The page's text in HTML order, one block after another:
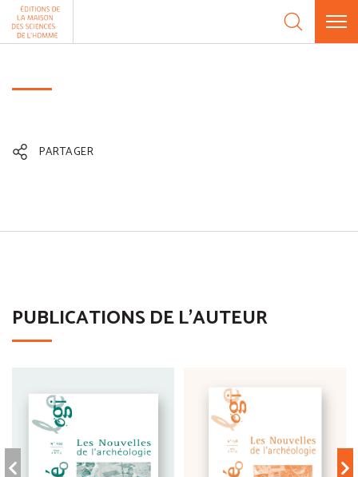
Aller au contenu
PARTAGER
PUBLICATIONS DE L'AUTEUR
Panneau de gestion des cookies